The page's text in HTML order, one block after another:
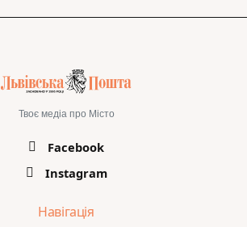
Твоє медіа про Місто
Facebook
Instagram
Навігація